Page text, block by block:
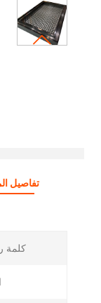
تفاصيل
كلمة